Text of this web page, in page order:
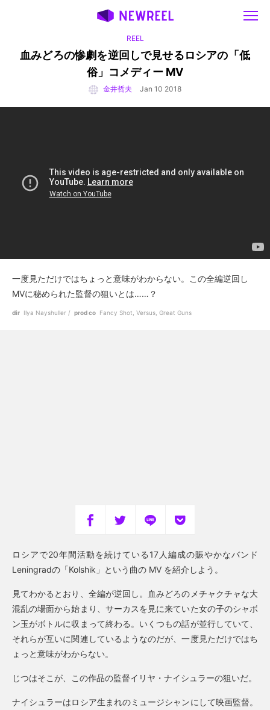
REEL
血みどろの惨劇を逆回しで見せるロシアの「低
俗」コメディー MV
金井哲夫 Jan 10 2018
一度見ただけではちょっと意味がわからない。この全編逆回し
MVに秘められた監督の狙いとは……？
dir Ilya Nayshuller prod co Fancy Shot, Versus, Great Guns
ロシアで20年間活動を続けている17人編成の賑やかなバンド
Leningradの「Kolshik」という曲の MV を紹介しよう。
見てわかるとおり、全編が逆回し。血みどろのメチャクチャな大
混乱の場面から始まり、サーカスを見に来ていた女の子のシャボ
ン玉がボトルに収まって終わる。いくつもの話が並行していて、
それらが互いに関連しているようなのだが、一度見ただけではち
ょっと意味がわからない。
じつはそこが、この作品の監督イリヤ・ナイシュラーの狙いだ。
ナイシュラーはロシア生まれのミュージシャンにして映画監督。